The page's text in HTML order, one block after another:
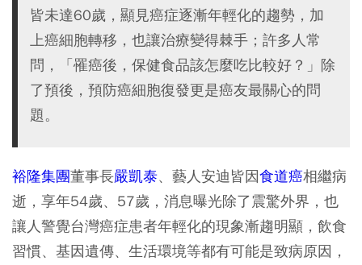
皆未達60歲，顯見癌症逐漸年輕化的趨勢，加
上癌細胞轉移，也讓治療變得棘手；許多人常
問，「罹癌後，保健食品該怎麼吃比較好？」除
了預後，預防癌細胞復發更是癌友最關心的問
題。
裕隆集團董事長嚴凱泰、藝人安迪皆因食道癌相繼病
逝，享年54歲、57歲，消息曝光除了震驚外界，也
讓人警覺台灣癌症患者年輕化的現象漸趨明顯，飲食
習慣、基因遺傳、生活環境等都有可能是致病原因，